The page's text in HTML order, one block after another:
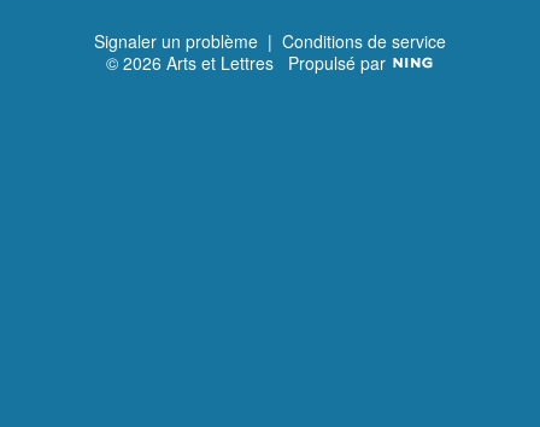
Signaler un problème | Conditions de service
© 2026 Arts et Lettres Propulsé par